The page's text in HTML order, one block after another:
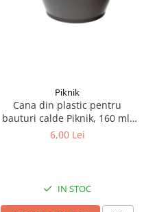
Piknik
Cana din plastic pentru
bauturi calde Piknik, 160 ml,
12 buc/set
6,00 Lei
IN STOC